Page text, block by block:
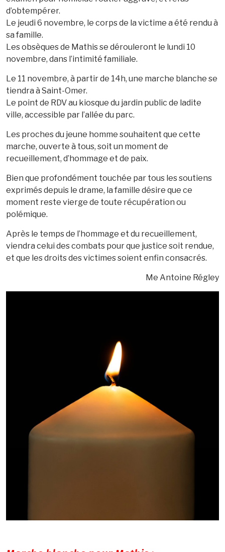
d’obtempérer.
Le jeudi 6 novembre, le corps de la victime a été rendu à
sa famille.
Les obsèques de Mathis se dérouleront le lundi 10
novembre, dans l’intimité familiale.
Le 11 novembre, à partir de 14h, une marche blanche se
tiendra à Saint-Omer.
Le point de RDV au kiosque du jardin public de ladite
ville, accessible par l’allée du parc.
Les proches du jeune homme souhaitent que cette
marche, ouverte à tous, soit un moment de
recueillement, d’hommage et de paix.
Bien que profondément touchée par tous les soutiens
exprimés depuis le drame, la famille désire que ce
moment reste vierge de toute récupération ou
polémique.
Après le temps de l’hommage et du recueillement,
viendra celui des combats pour que justice soit rendue,
et que les droits des victimes soient enfin consacrés.
Me Antoine Régley